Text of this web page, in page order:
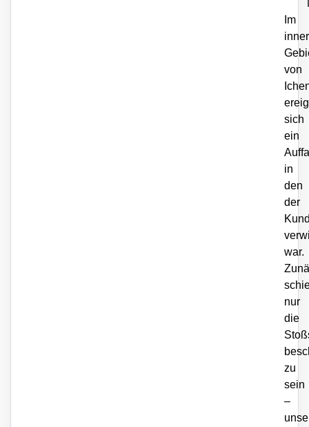
Im
von
sich
ein
in
den
der
war.
nur
die
zu
sein
–